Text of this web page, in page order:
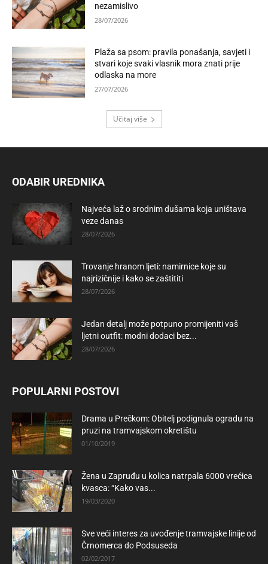
nezamislivo
28/07/2026
Plaža sa psom: pravila ponašanja, savjeti i
stvari koje svaki vlasnik mora znati prije
odlaska na more
27/07/2026
Učitaj više
ODABIR UREDNIKA
Najveća laž o srodnim dušama koja uništava
veze danas
28/07/2026
Trovanje hranom ljeti: namirnice koje su
najrizičnije i kako se zaštititi
28/07/2026
Jedan detalj može potpuno promijeniti vaš
ljetni outfit: modni dodaci bez...
28/07/2026
POPULARNI POSTOVI
Drama u Prečkom: Obitelj podignula ogradu na
pruzi na tramvajskom okretištu
01/10/2019
Žena u Zapruđu u kolica natrpala 6000 vrećica
kvasca: “Kako vas...
19/03/2020
Sve veći interes za uvođenje tramvajske linije od
Črnomerca do Podsuseda
02/02/2017